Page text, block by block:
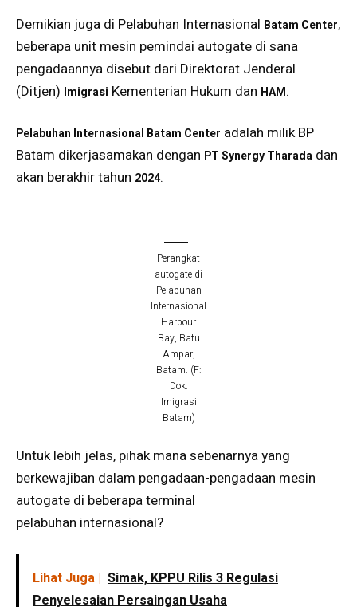
Demikian juga di Pelabuhan Internasional Batam Center,
beberapa unit mesin pemindai autogate di sana
pengadaannya disebut dari Direktorat Jenderal
(Ditjen) Imigrasi Kementerian Hukum dan HAM.
Pelabuhan Internasional Batam Center adalah milik BP
Batam dikerjasamakan dengan PT Synergy Tharada dan
akan berakhir tahun 2024.
Perangkat
autogate di
Pelabuhan
Internasional
Harbour
Bay, Batu
Ampar,
Batam. (F:
Dok.
Imigrasi
Batam)
Untuk lebih jelas, pihak mana sebenarnya yang
berkewajiban dalam pengadaan-pengadaan mesin
autogate di beberapa terminal
pelabuhan internasional?
Lihat Juga | Simak, KPPU Rilis 3 Regulasi
Penyelesaian Persaingan Usaha